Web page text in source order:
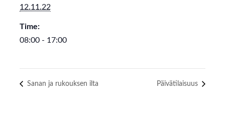
12.11.22
Time:
08:00 - 17:00
Sanan ja rukouksen ilta Päivätilaisuus